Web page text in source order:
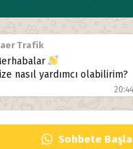
Trafik
nasıl yardımcı olabilirim?
20:44
Sohbete Başla
ile beton parlatma